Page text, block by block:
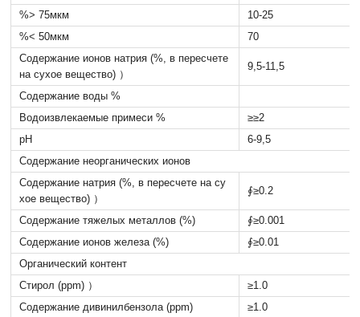
%> 75мкм
10-25
%< 50мкм
70
Содержание ионов натрия (%, в пересчете
на сухое вещество) ）
9,5-11,5
Содержание воды %
Водоизвлекаемые примеси %
≥≥2
рН
6-9,5
Содержание неорганических ионов
Содержание натрия (%, в пересчете на су
хое вещество) ）
∮≥0.2
Содержание тяжелых металлов (%)
∮≥0.001
Содержание ионов железа (%)
∮≥0.01
Органический контент
Стирол (ppm) ）
≥1.0
Содержание дивинилбензола (ppm)
≥1.0